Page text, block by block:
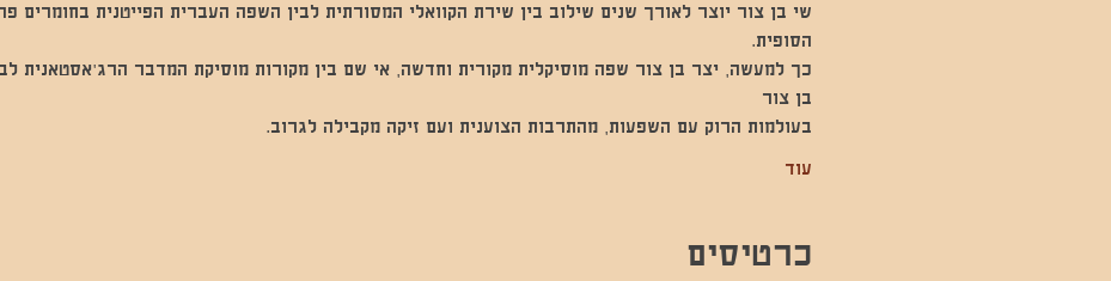
שי בן צור יוצר לאורך שנים שילוב בין שירת הקוואלי המסורתית לבין השפה העברית הפייטנית בחומרים
הסופית.
כך למעשה, יצר בן צור שפה מוסיקלית מקורית וחדשה, אי שם בין מקורות מוסיקת המדבר הרג'אסטאנית
בן צור
בעולמות הרוק עם השפעות, מהתרבות הצוענית ועם זיקה מקבילה לגרוב.
עוד
כרטיסים